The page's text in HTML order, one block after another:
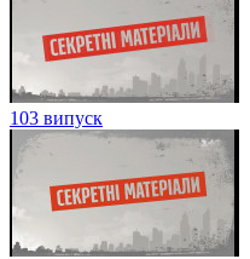
103 випуск